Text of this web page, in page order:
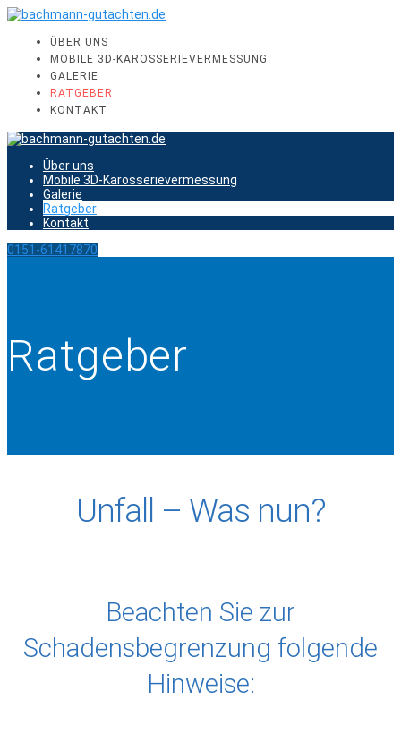
Skip
contentÜBER UNS
MOBILE 3D-KAROSSERIEVERMESSUNG
GALERIE
RATGEBER
KONTAKT
Über uns
Mobile 3D-Karosserievermessung
Galerie
Ratgeber
Kontakt
0151-61417870
Ratgeber
Unfall – Was nun?
Beachten Sie zur
Schadensbegrenzung folgende
Hinweise: